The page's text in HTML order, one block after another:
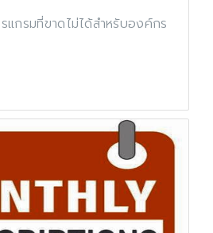
แกรมที่ขาดไม่ได้สำหรับองค์กร